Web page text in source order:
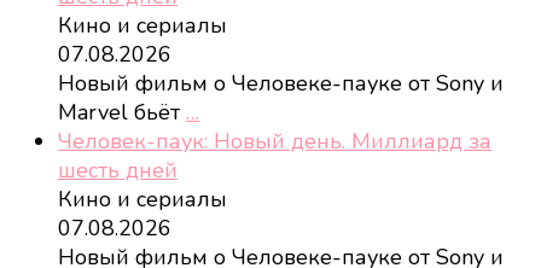
Кино и сериалы
07.08.2026
Новый фильм о Человеке-пауке от Sony и
Marvel бьёт …
Человек-паук: Новый день. Миллиард за
шесть дней
Кино и сериалы
07.08.2026
Новый фильм о Человеке-пауке от Sony и